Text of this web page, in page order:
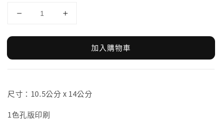
加入購物車
尺寸：10.5公分 x 14公分
1色孔版印刷